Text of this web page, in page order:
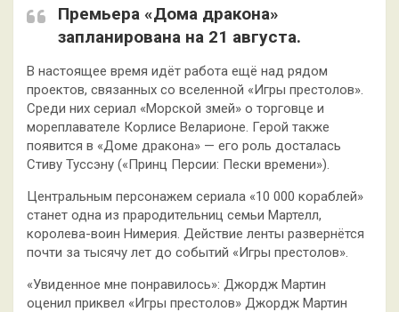
Премьера «Дома дракона»
запланирована на 21 августа.
В настоящее время идёт работа ещё над рядом
проектов, связанных со вселенной «Игры престолов».
Среди них сериал «Морской змей» о торговце и
мореплавателе Корлисе Веларионе. Герой также
появится в «Доме дракона» — его роль досталась
Стиву Туссэну («Принц Персии: Пески времени»).
Центральным персонажем сериала «10 000 кораблей»
станет одна из прародительниц семьи Мартелл,
королева-воин Нимерия. Действие ленты развернётся
почти за тысячу лет до событий «Игры престолов»‎.
«Увиденное мне понравилось»: Джордж Мартин
оценил приквел «Игры престолов» Джордж Мартин